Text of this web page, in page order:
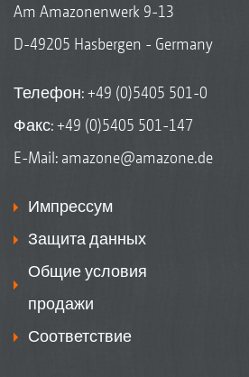
Am Amazonenwerk 9-13
D-49205 Hasbergen - Germany
Телефон:+49 (0)5405 501-0
Факс: +49 (0)5405 501-147
E-Mail: amazone@amazone.de
Импрессум
Защита данных
Общие условия
продажи
Соответствие